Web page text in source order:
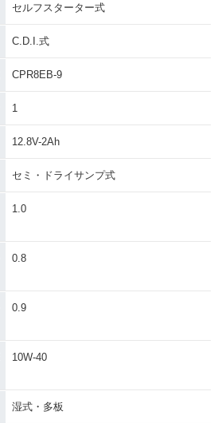
セルフスターター式
C.D.I.式
CPR8EB-9
1
12.8V-2Ah
セミ・ドライサンプ式
1.0
0.8
0.9
10W-40
湿式・多板